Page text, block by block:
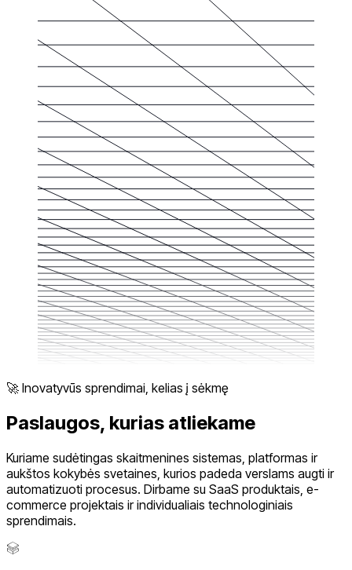
🚀 Inovatyvūs sprendimai, kelias į sėkmę
Paslaugos, kurias atliekame
Kuriame sudėtingas skaitmenines sistemas, platformas ir
aukštos kokybės svetaines, kurios padeda verslams augti ir
automatizuoti procesus. Dirbame su SaaS produktais, e-
commerce projektais ir individualiais technologiniais
sprendimais.